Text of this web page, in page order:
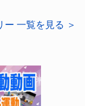
ー 一覧を見る ＞